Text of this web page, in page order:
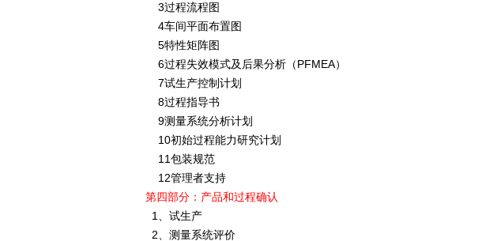
3过程流程图
4车间平面布置图
5特性矩阵图
6过程失效模式及后果分析（PFMEA）
7试生产控制计划
8过程指导书
9测量系统分析计划
10初始过程能力研究计划
11包装规范
12管理者支持
第四部分：产品和过程确认
1、试生产
2、测量系统评价